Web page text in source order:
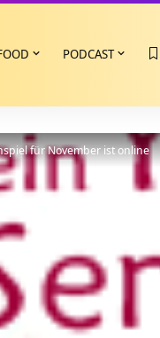
PODCAST
für November ist online